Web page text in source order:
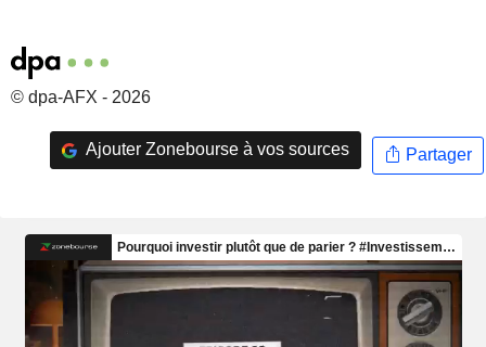
© dpa-AFX - 2026
Ajouter Zonebourse à vos sources Partager